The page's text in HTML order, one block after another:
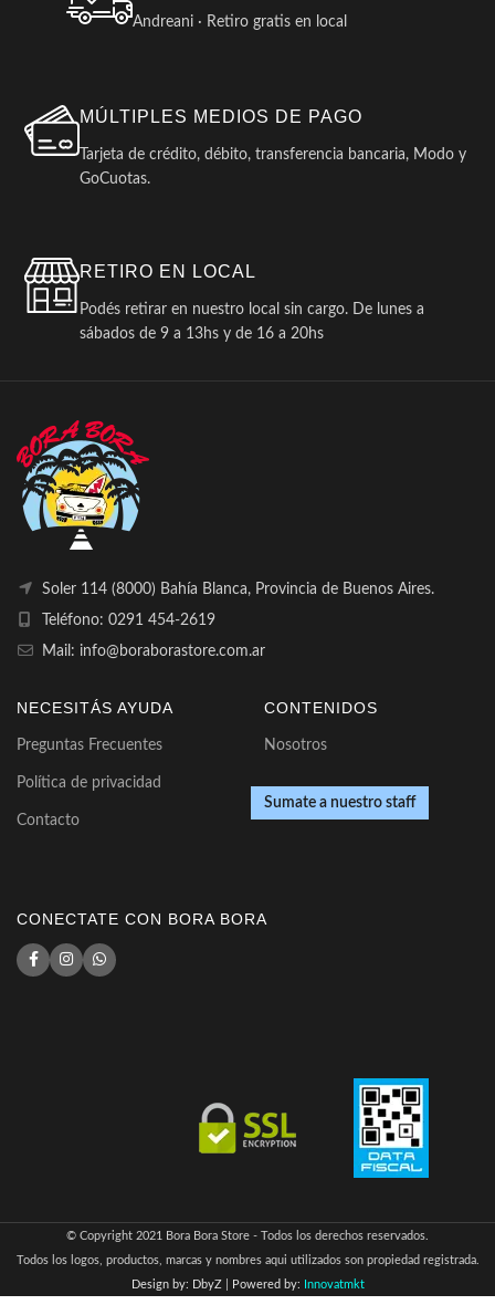
Andreani · Retiro gratis en local
MÚLTIPLES MEDIOS DE PAGO
Tarjeta de crédito, débito, transferencia bancaria, Modo y
GoCuotas.
RETIRO EN LOCAL
Podés retirar en nuestro local sin cargo. De lunes a
sábados de 9 a 13hs y de 16 a 20hs
Soler 114 (8000) Bahía Blanca, Provincia de Buenos Aires.
Teléfono: 0291 454-2619
Mail: info@boraborastore.com.ar
NECESITÁS AYUDA
Preguntas Frecuentes
Política de privacidad
Contacto
CONTENIDOS
Nosotros
Sumate a nuestro staff
CONECTATE CON BORA BORA
© Copyright 2021 Bora Bora Store - Todos los derechos reservados.
Todos los logos, productos, marcas y nombres aqui utilizados son propiedad registrada.
Design by: DbyZ| Powered by: Innovatmkt